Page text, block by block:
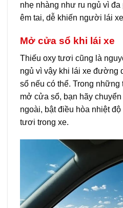
nhẹ nhàng như ru ngủ vì
êm tai, dễ khiến người lái
Mở cửa sổ khi lái xe
Thiếu oxy tươi cũng là
ngủ vì vậy khi lái xe đường
sổ nếu có thể. Trong
mở cửa sổ, bạn hãy
ngoài, bật điều hòa nhiệt
tươi trong xe.